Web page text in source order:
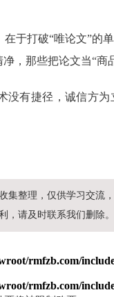
于打破“唯论文”的
，那些把论文当“商
没有捷径，诚信方
集整理，仅供学习交流
，请及时联系我们删除。
rmfzb.com/
rmfzb.com/